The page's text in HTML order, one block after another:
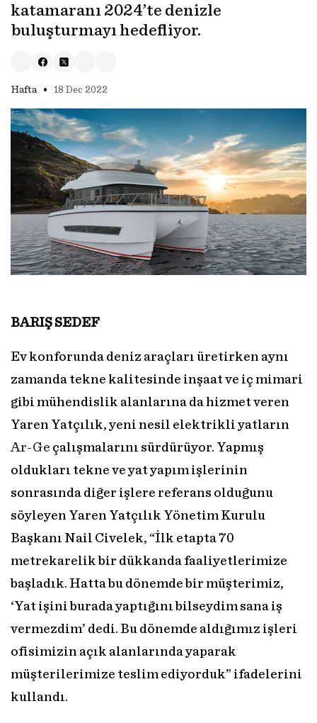
katamaranı 2024’te denizle
buluşturmayı hedefliyor.
Hafta • 18 Dec 2022
BARIŞ SEDEF
Ev konforunda deniz araçları üretirken aynı
zamanda tekne kalitesinde inşaat ve iç mimari
gibi mühendislik alanlarına da hizmet veren
Yaren Yatçılık, yeni nesil elektrikli yatların
Ar-Ge çalışmalarını sürdürüyor. Yapmış
oldukları tekne ve yat yapım işlerinin
sonrasında diğer işlere referans olduğunu
söyleyen Yaren Yatçılık Yönetim Kurulu
Başkanı Nail Civelek, “İlk etapta 70
metrekarelik bir dükkanda faaliyetlerimize
başladık. Hatta bu dönemde bir müşterimiz,
‘Yat işini burada yaptığını bilseydim sana iş
vermezdim’ dedi. Bu dönemde aldığımız işleri
ofisimizin açık alanlarında yaparak
müşterilerimize teslim ediyorduk” ifadelerini
kullandı.